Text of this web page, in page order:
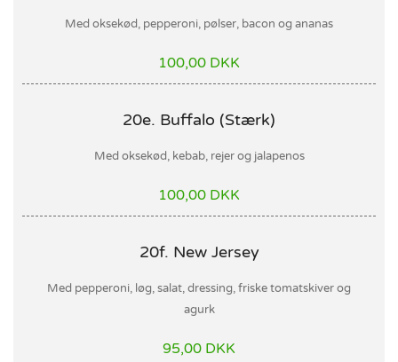
Med oksekød, pepperoni, pølser, bacon og ananas
100,00 DKK
20e. Buffalo (Stærk)
Med oksekød, kebab, rejer og jalapenos
100,00 DKK
20f. New Jersey
Med pepperoni, løg, salat, dressing, friske tomatskiver og
agurk
95,00 DKK